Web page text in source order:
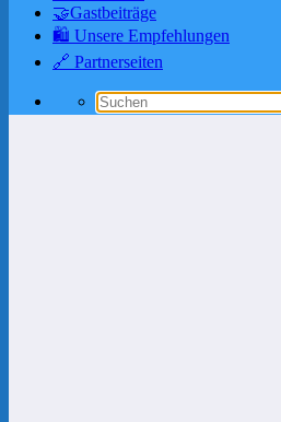
🤝Gastbeiträge
🛍️ Unsere Empfehlungen
🔗 Partnerseiten